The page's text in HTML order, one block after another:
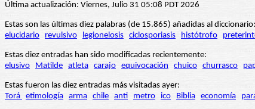
Última actualización: Viernes, Julio 31 05:08 PDT 2026
Estas son las últimas diez palabras (de 15.865) añadidas al diccionario:
elucidario
revulsivo legionelosis ciclosporiasis histótrofo
Estas diez entradas han sido modificadas recientemente:
elusivo
Matilde atleta carajo equivocación chuico churrasco
Estas fueron las diez entradas más visitadas ayer:
Torá etimología arma chile anti metro ico Biblia economía